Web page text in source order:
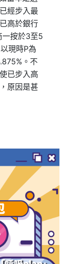
經步入最
高於銀行
一按於3至5
現時P為
。不
已步入高
原因是甚